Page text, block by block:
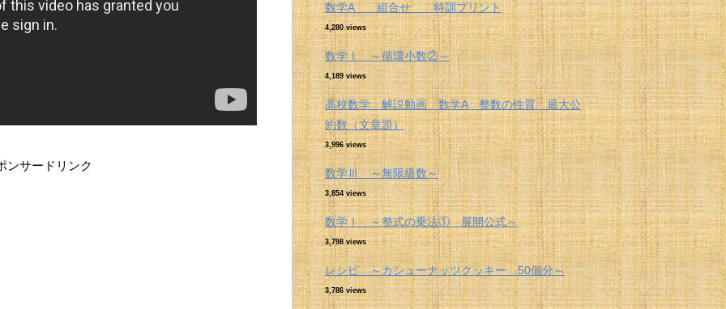
ンサードリンク
数学A 組合せ 特訓プリント
4,280 views
数学Ⅰ ～循環小数②～
4,189 views
高校数学 解説動画 数学A 整数の性質 最大公
約数（文章題）
3,996 views
数学Ⅲ ～無限級数～
3,854 views
数学Ⅰ ～整式の乗法① 展開公式～
3,798 views
レシピ ～カシューナッツクッキー 50個分～
3,786 views